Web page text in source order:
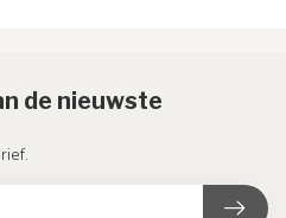
de nieuwste